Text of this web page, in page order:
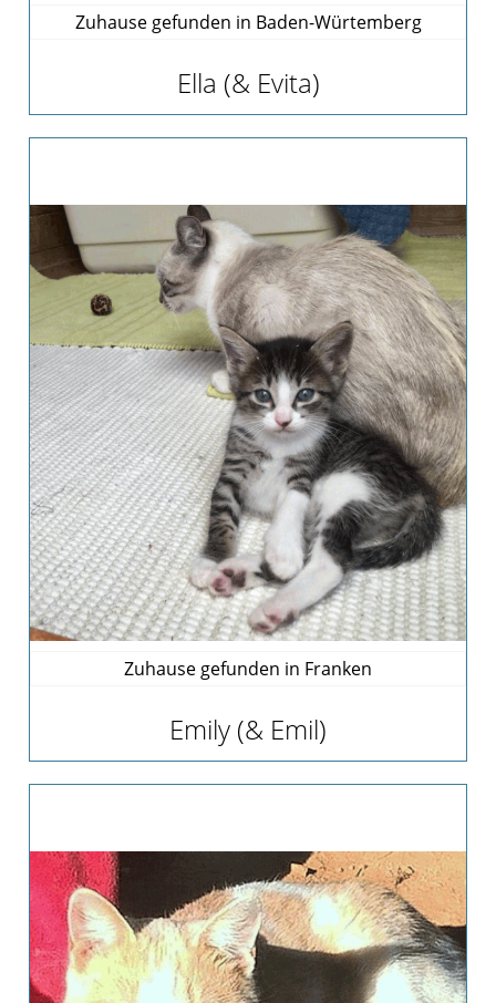
Zuhause gefunden in Baden-Würtemberg
Ella (& Evita)
Zuhause gefunden in Franken
Emily (& Emil)